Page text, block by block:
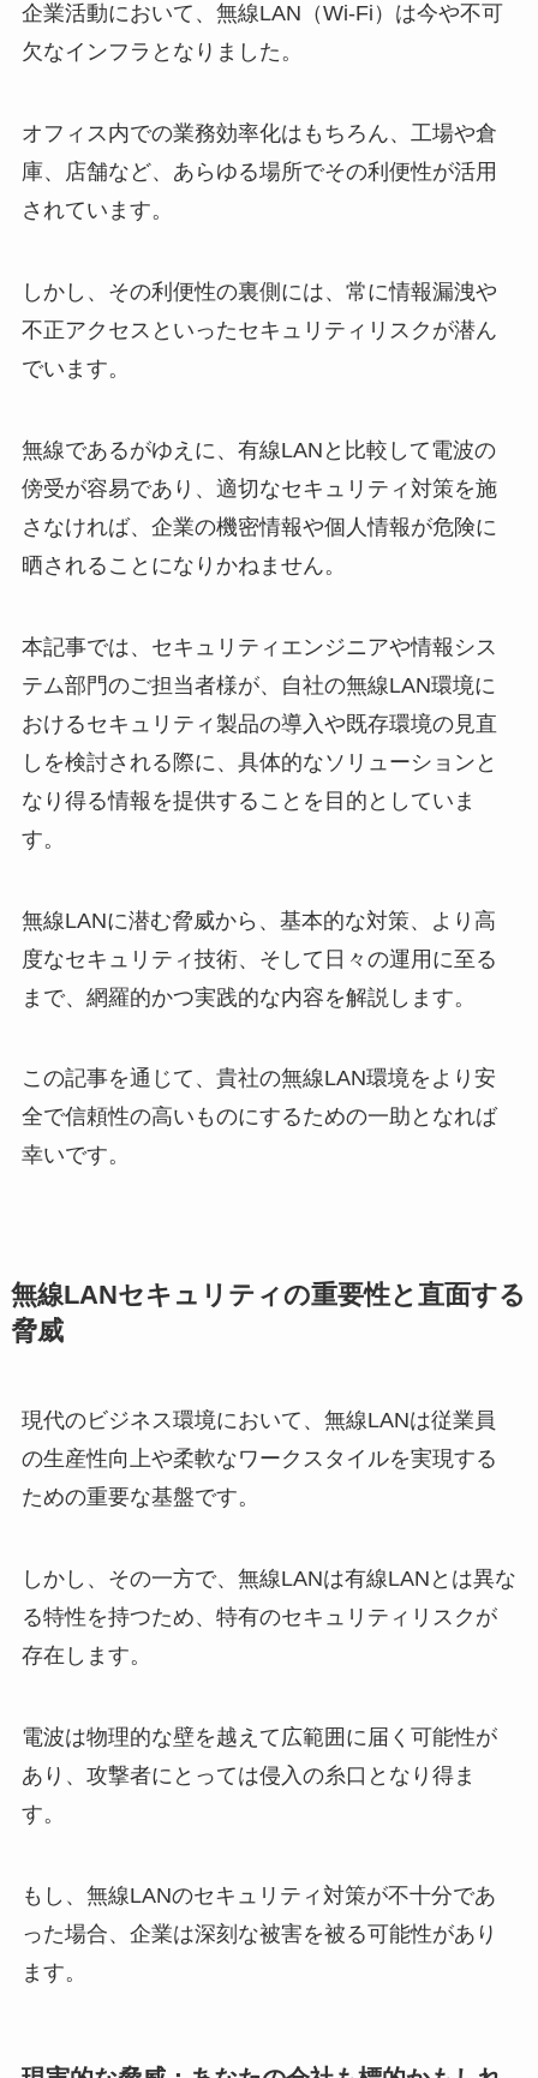
企業活動において、無線LAN（Wi-Fi）は今や不可
欠なインフラとなりました。
オフィス内での業務効率化はもちろん、工場や倉
庫、店舗など、あらゆる場所でその利便性が活用
されています。
しかし、その利便性の裏側には、常に情報漏洩や
不正アクセスといったセキュリティリスクが潜ん
でいます。
無線であるがゆえに、有線LANと比較して電波の
傍受が容易であり、適切なセキュリティ対策を施
さなければ、企業の機密情報や個人情報が危険に
晒されることになりかねません。
本記事では、セキュリティエンジニアや情報シス
テム部門のご担当者様が、自社の無線LAN環境に
おけるセキュリティ製品の導入や既存環境の見直
しを検討される際に、具体的なソリューションと
なり得る情報を提供することを目的としていま
す。
無線LANに潜む脅威から、基本的な対策、より高
度なセキュリティ技術、そして日々の運用に至る
まで、網羅的かつ実践的な内容を解説します。
この記事を通じて、貴社の無線LAN環境をより安
全で信頼性の高いものにするための一助となれば
幸いです。
無線LANセキュリティの重要性と直面する
脅威
現代のビジネス環境において、無線LANは従業員
の生産性向上や柔軟なワークスタイルを実現する
ための重要な基盤です。
しかし、その一方で、無線LANは有線LANとは異な
る特性を持つため、特有のセキュリティリスクが
存在します。
電波は物理的な壁を越えて広範囲に届く可能性が
あり、攻撃者にとっては侵入の糸口となり得ま
す。
もし、無線LANのセキュリティ対策が不十分であ
った場合、企業は深刻な被害を被る可能性があり
ます。